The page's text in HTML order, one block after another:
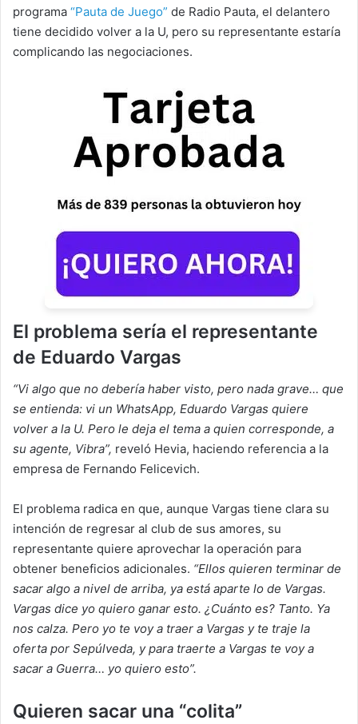
programa “Pauta de Juego” de Radio Pauta, el delantero
tiene decidido volver a la U, pero su representante estaría
complicando las negociaciones.
El problema sería el representante
de Eduardo Vargas
“Vi algo que no debería haber visto, pero nada grave… que
se entienda: vi un WhatsApp, Eduardo Vargas quiere
volver a la U. Pero le deja el tema a quien corresponde, a
su agente, Vibra”, reveló Hevia, haciendo referencia a la
empresa de Fernando Felicevich.
El problema radica en que, aunque Vargas tiene clara su
intención de regresar al club de sus amores, su
representante quiere aprovechar la operación para
obtener beneficios adicionales. “Ellos quieren terminar de
sacar algo a nivel de arriba, ya está aparte lo de Vargas.
Vargas dice yo quiero ganar esto. ¿Cuánto es? Tanto. Ya
nos calza. Pero yo te voy a traer a Vargas y te traje la
oferta por Sepúlveda, y para traerte a Vargas te voy a
sacar a Guerra… yo quiero esto”.
Quieren sacar una “colita”